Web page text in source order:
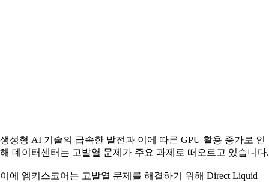
생성형 AI 기술의 급속한 발전과 이에 따른 GPU 활용 증가로 인
해 데이터센터는 고발열 문제가 주요 과제로 떠오르고 있습니다.
이에 엠키스코어는 고발열 문제를 해결하기 위해 Direct Liquid